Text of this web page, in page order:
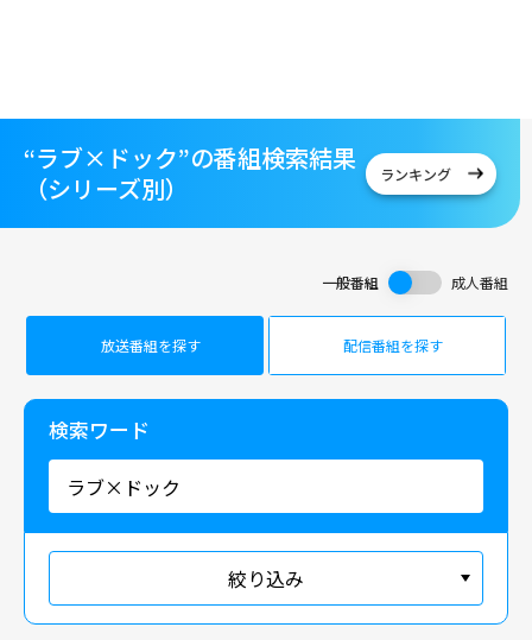
“ラブ×ドック”の番組検索結果
（シリーズ別）
ランキング
一般番組 成人番組
放送番組を探す 配信番組を探す
検索ワード
絞り込み